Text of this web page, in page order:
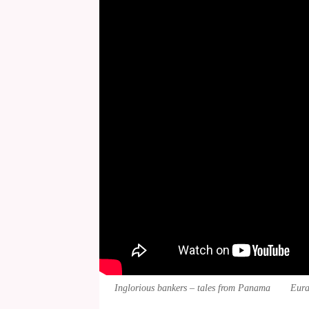
Inglorious bankers – tales from Panama